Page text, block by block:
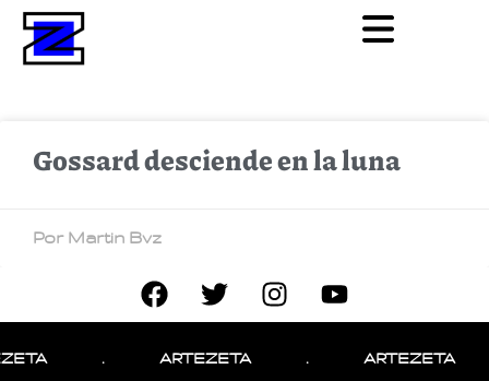
Gossard desciende en la luna
Por Martin Bvz
ARTEZETA ARTEZETA